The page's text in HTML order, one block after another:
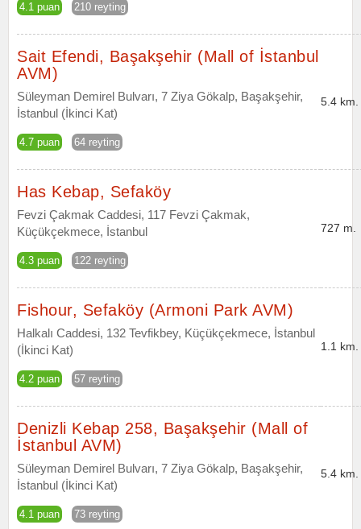
4.1 puan 210 reyting
Sait Efendi, Başakşehir (Mall of İstanbul
AVM)
Süleyman Demirel Bulvarı, 7 Ziya Gökalp, Başakşehir,
İstanbul (İkinci Kat)
4.7 puan 64 reyting
5.4 km.
Has Kebap, Sefaköy
Fevzi Çakmak Caddesi, 117 Fevzi Çakmak,
Küçükçekmece, İstanbul
4.3 puan 122 reyting
727 m.
Fishour, Sefaköy (Armoni Park AVM)
Halkalı Caddesi, 132 Tevfikbey, Küçükçekmece, İstanbul
(İkinci Kat)
4.2 puan 57 reyting
1.1 km.
Denizli Kebap 258, Başakşehir (Mall of
İstanbul AVM)
Süleyman Demirel Bulvarı, 7 Ziya Gökalp, Başakşehir,
İstanbul (İkinci Kat)
4.1 puan 73 reyting
5.4 km.